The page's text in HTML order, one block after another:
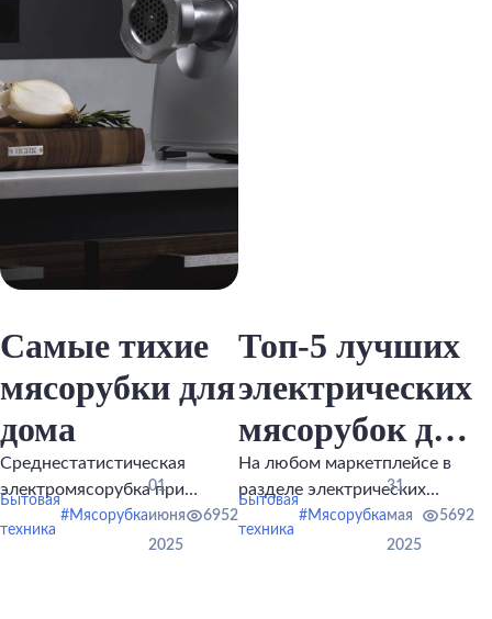
Самые тихие
мясорубки для
дома
Среднестатистическая
электромясорубка при
работе издает звук в 70–80
Бытовая
техника
#Мясорубка
01
июня
2025
6952
Топ-5 лучших
электрических
мясорубок для
дома
На любом маркетплейсе в
разделе электрических
мясорубок представлены
сотни и даже тысячи
Бытовая
техника
#Мясорубка
31
мая
2025
5692